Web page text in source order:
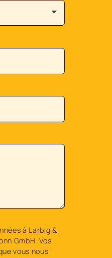
à Larbig &
GmbH. Vos
vous nous